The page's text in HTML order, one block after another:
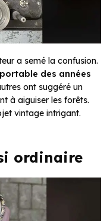
a semé la confusion.
des années
ont suggéré un
à aiguiser les forêts.
vintage intrigant.
ordinaire